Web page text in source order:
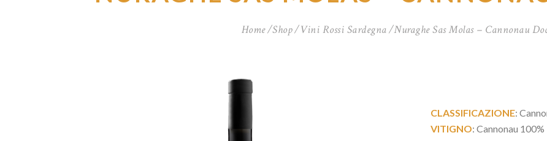
Home Shop Vini Rossi Sardegna Nuraghe Sas Molas – Cannonau
CLASSIFICAZIONE:
VITIGNO: Cannonau 100%